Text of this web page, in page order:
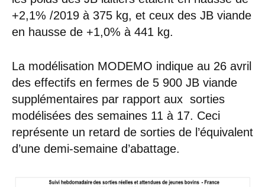
+2,1% /2019 à 375 kg, et ceux des JB viande
en hausse de +1,0% à 441 kg.
La modélisation MODEMO indique au 26 avril
des effectifs en fermes de 5 900 JB viande
supplémentaires par rapport aux sorties
modélisées des semaines 11 à 17. Ceci
représente un retard de sorties de l’équivalent
d’une demi-semaine d’abattage.